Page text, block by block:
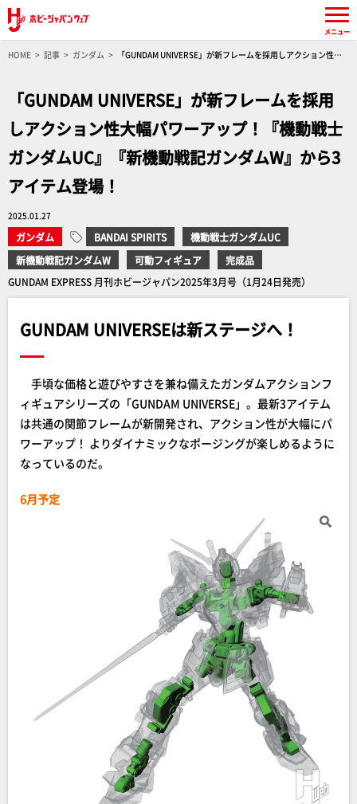
HOME 記事 ガンダム
「GUNDAM UNIVERSE」が新フレームを採用しアクション性大
「GUNDAM UNIVERSE」が新フレームを採用
しアクション性大幅パワーアップ！『機動戦士
ガンダムUC』『新機動戦記ガンダムW』から3
アイテム登場！
2025.01.27
ガンダム BANDAI SPIRITS
機動戦士ガンダムUC
新機動戦記ガンダムW
可動フィギュア
完成品
GUNDAM EXPRESS 月刊ホビージャパン2025年3月号（1月24日発売）
GUNDAM UNIVERSEは新ステージへ！
手頃な価格と遊びやすさを兼ね備えたガンダムアクションフ
ィギュアシリーズの「GUNDAM UNIVERSE」。最新3アイテム
は共通の関節フレームが新開発され、アクション性が大幅にパ
ワーアップ！ よりダイナミックなポージングが楽しめるように
なっているのだ。
6月予定
メニュー